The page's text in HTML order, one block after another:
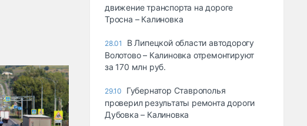
движение транспорта на дороге
Тросна – Калиновка
28.01
В Липецкой области автодорогу
Волотово – Калиновка отремонтируют
за 170 млн руб.
29.10
Губернатор Ставрополья
проверил результаты ремонта дороги
Дубовка – Калиновка